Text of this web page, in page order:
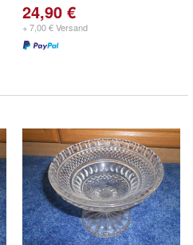
24,90 €
+ 7,00 € Versand